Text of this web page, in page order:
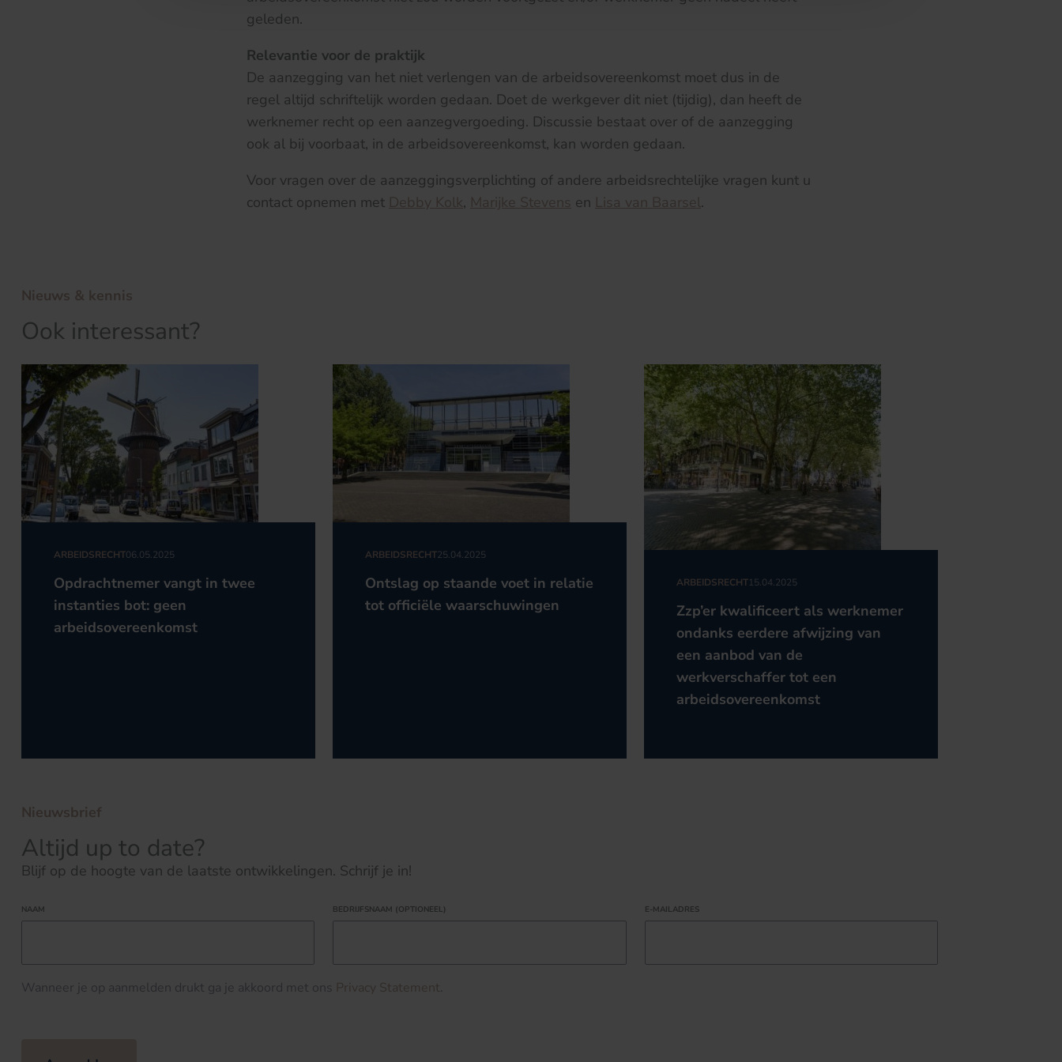
geleden.
Relevantie voor de praktijk
De aanzegging van het niet verlengen van de arbeidsovereenkomst moet dus in de
regel altijd schriftelijk worden gedaan. Doet de werkgever dit niet (tijdig), dan heeft de
werknemer recht op een aanzegvergoeding. Discussie bestaat over of de aanzegging
ook al bij voorbaat, in de arbeidsovereenkomst, kan worden gedaan.
Voor vragen over de aanzeggingsverplichting of andere arbeidsrechtelijke vragen kunt u
contact opnemen met Debby Kolk, Marijke Stevens en Lisa van Baarsel.
Nieuws & kennis
Ook interessant?
ARBEIDSRECHT06.05.2025
Opdrachtnemer vangt in twee
instanties bot: geen
arbeidsovereenkomst
ARBEIDSRECHT25.04.2025
Ontslag op staande voet in relatie
tot officiële waarschuwingen
ARBEIDSRECHT15.04.2025
Zzp’er kwalificeert als werknemer
ondanks eerdere afwijzing van
een aanbod van de
werkverschaffer tot een
arbeidsovereenkomst
Nieuwsbrief
Altijd up to date?
Blijf op de hoogte van de laatste ontwikkelingen. Schrijf je in!
NAAM BEDRIJFSNAAM (OPTIONEEL) E-MAILADRES
Wanneer je op aanmelden drukt ga je akkoord met ons Privacy Statement.